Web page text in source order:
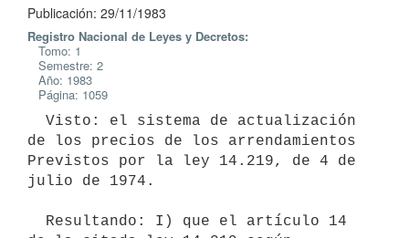
Publicación: 29/11/1983
Registro Nacional de Leyes y Decretos:
Tomo: 1
Semestre: 2
Año: 1983
Página: 1059
de los precios de los arrendamientos
Previstos por la ley 14.219, de 4 de
julio de 1974.